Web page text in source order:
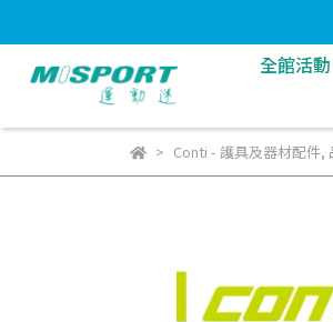
全館活動
Conti - 護具及器材配件,